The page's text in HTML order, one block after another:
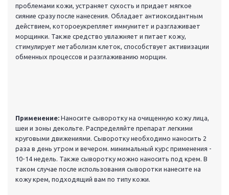
проблемами кожи, устраняет сухость и придает мягкое
сияние сразу после нанесения. Обладает антиоксидантным
действием, котороеукрепляет иммунитет и разглаживает
морщинки. Также средство увлажняет и питает кожу,
стимулирует метаболизм клеток, способствует активизации
обменных процессов и разглаживанию морщин.
Применение: Наносите сыворотку на очищенную кожу лица,
шеи и зоны декольте. Распределяйте препарат легкими
круговыми движениями. Сыворотку необходимо наносить 2
раза в день утром и вечером. минимальный курс применения -
10-14 недель. Также сыворотку можно наносить под крем. В
таком случае после использования сыворотки нанесите на
кожу крем, подходящий вам по типу кожи.